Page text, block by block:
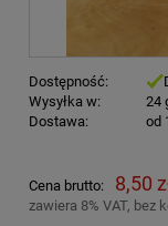
Dostępność:
Wysyłka w:
24
Dostawa:
od
Cena nie
Cena brutto: 8,50
zawiera 8% VAT, bez